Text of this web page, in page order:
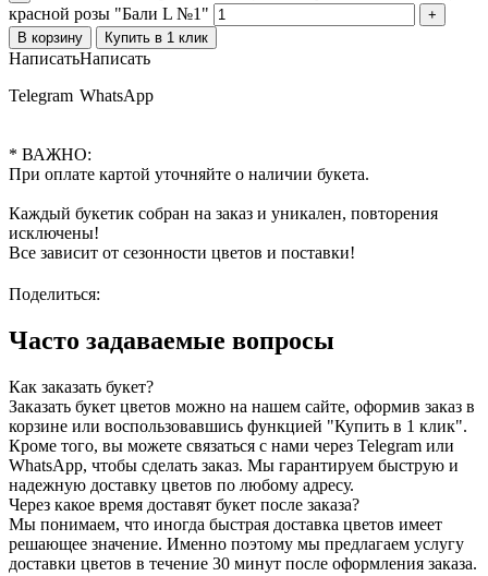
красной розы "Бали L №1"
В корзину Купить в 1 клик
Написать
Telegram
Написать
WhatsApp
* ВАЖНО:
При оплате картой уточняйте о наличии букета.
Каждый букетик собран на заказ и уникален, повторения
исключены!
Все зависит от сезонности цветов и поставки!
Поделиться:
Часто задаваемые вопросы
Как заказать букет?
Заказать букет цветов можно на нашем сайте, оформив заказ в
корзине или воспользовавшись функцией "Купить в 1 клик".
Кроме того, вы можете связаться с нами через Telegram или
WhatsApp, чтобы сделать заказ. Мы гарантируем быструю и
надежную доставку цветов по любому адресу.
Через какое время доставят букет после заказа?
Мы понимаем, что иногда быстрая доставка цветов имеет
решающее значение. Именно поэтому мы предлагаем услугу
доставки цветов в течение 30 минут после оформления заказа.